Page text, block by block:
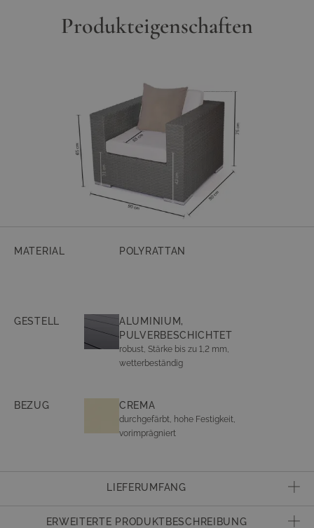
Produkteigenschaften
MATERIAL POLYRATTAN
GESTELL
ALUMINIUM,
PULVERBESCHICHTET
robust, Stärke bis zu 1,2 mm,
wetterbeständig
BEZUG CREMA
durchgefärbt, hohe Festigkeit,
vorimprägniert
LIEFERUMFANG
ERWEITERTE PRODUKTBESCHREIBUNG